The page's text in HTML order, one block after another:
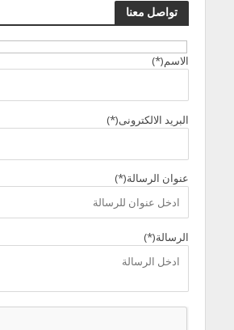
تواصل معنا
الاسم(*)
البريد الالكترونى(*)
عنوان الرسالة(*)
الرسالة(*)